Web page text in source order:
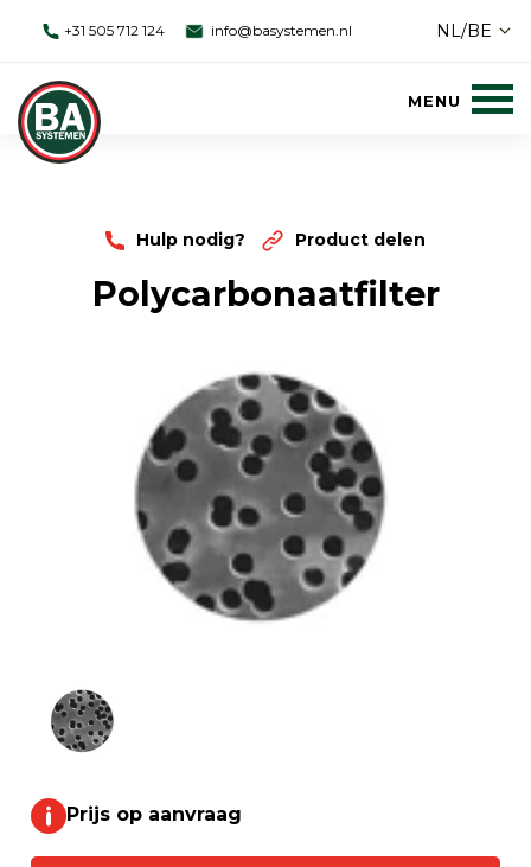
+31 505 712 124 info@basystemen.nl NL/BE
Hulp nodig? Product delen
Polycarbonaatfilter
Prijs op aanvraag